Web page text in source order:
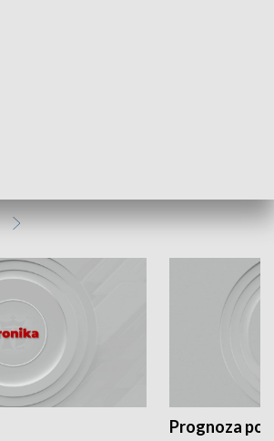
Prognoza